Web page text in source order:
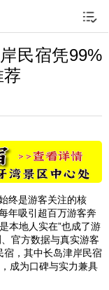
民宿凭99%
荐
终是游客关注的核
年吸引超百万游客奔
本地人实在”也成了游
官方数据与真实游客
宿，其中长岛津岸民宿
成为口碑与实力兼具